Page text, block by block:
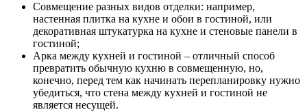
Совмещение разных видов отделки: например,
настенная плитка на кухне и обои в гостиной, или
декоративная штукатурка на кухне и стеновые панели в
гостиной;
Арка между кухней и гостиной – отличный способ
превратить обычную кухню в совмещенную, но,
конечно, перед тем как начинать перепланировку нужно
убедиться, что стена между кухней и гостиной не
является несущей.